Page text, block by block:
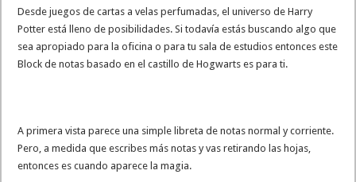
Desde juegos de cartas a velas perfumadas, el universo de Harry
Potter está lleno de posibilidades. Si todavía estás buscando algo que
sea apropiado para la oficina o para tu sala de estudios entonces este
Block de notas basado en el castillo de Hogwarts es para ti.
A primera vista parece una simple libreta de notas normal y corriente.
Pero, a medida que escribes más notas y vas retirando las hojas,
entonces es cuando aparece la magia.